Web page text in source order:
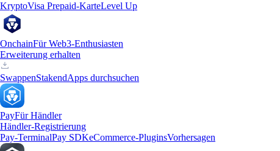
KryptoVisa Prepaid-KarteLevel Up
OnchainFür Web3-Enthusiasten
Erweiterung erhalten
SwappenStakendApps durchsuchen
PayFür Händler
Händler-Registrierung
Pay-TerminalPay SDKeCommerce-PluginsVorhersagen